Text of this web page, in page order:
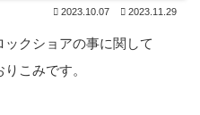
2023.10.07 2023.11.29
クショアの事に関して
こみです。